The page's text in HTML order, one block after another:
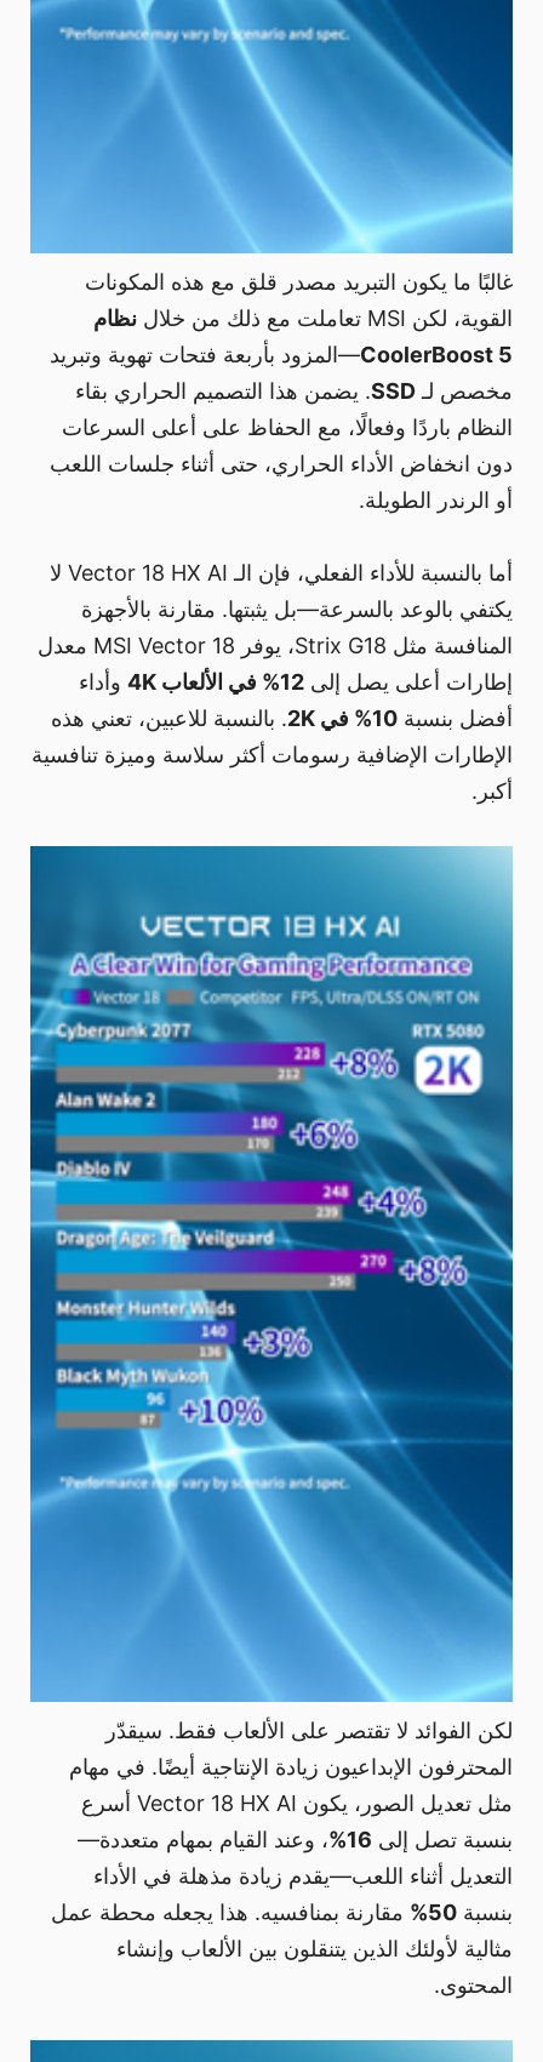
غالبًا ما يكون التبريد مصدر قلق مع هذه المكونات
القوية، لكن MSI تعاملت مع ذلك من خلال
نظام
CoolerBoost 5—المزود بأربعة فتحات تهوية وتبريد
مخصص لـSSD. يضمن هذا التصميم الحراري بقاء
النظام باردًا وفعالًا، مع الحفاظ على أعلى السرعات
دون انخفاض الأداء الحراري، حتى أثناء جلسات اللعب
أو الرندر الطويلة.
أما بالنسبة للأداء الفعلي، فإن الـ Vector 18 HX AI لا
يكتفي بالوعد بالسرعة—بل يثبتها. مقارنة بالأجهزة
المنافسة مثل Strix G18، يوفر MSI Vector 18 معدل
إطارات أعلى يصل إلى 12% في الألعاب 4K
وأداء
أفضل بنسبة 10% في 2K
. بالنسبة للاعبين، تعني هذه
الإطارات الإضافية رسومات أكثر سلاسة وميزة تنافسية
أكبر.
لكن الفوائد لا تقتصر على الألعاب فقط. سيقدّر
المحترفون الإبداعيون زيادة الإنتاجية أيضًا. في مهام
مثل تعديل الصور، يكون Vector 18 HX AI أسرع
بنسبة تصل إلى 16%
، وعند القيام بمهام متعددة—
التعديل أثناء اللعب—يقدم زيادة مذهلة في الأداء
بنسبة 50%
مقارنة بمنافسيه. هذا يجعله محطة عمل
مثالية لأولئك الذين يتنقلون بين الألعاب وإنشاء
المحتوى.